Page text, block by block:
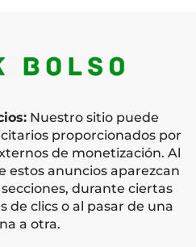
Nuestro sitio puede
proporcionados por
de monetización. Al
estos anuncios aparezcan
durante ciertas
de clics o al pasar de una
a otra.